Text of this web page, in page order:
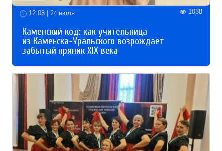
12:08 | 24 июля 1038
Каменский код: как учительница
из Каменска-Уральского возрождает
забытый пряник XIX века